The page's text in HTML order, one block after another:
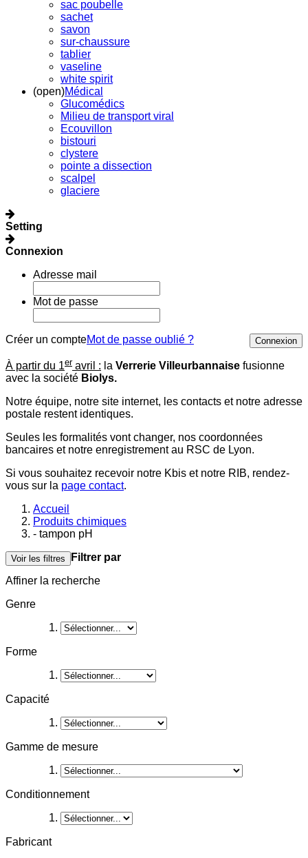
sac poubelle
sachet
savon
sur-chaussure
tablier
vaseline
white spirit
(open)Médical
Glucomédics
Milieu de transport viral
Ecouvillon
bistouri
clystere
pointe a dissection
scalpel
glaciere
Setting
Connexion
Adresse mail
Mot de passe
Créer un compte Connexion
Mot de passe oublié ?
À partir du 1er avril : la Verrerie Villeurbannaise fusionne
avec la société Biolys.
Notre équipe, notre site internet, les contacts et notre adresse
postale restent identiques.
Seules les formalités vont changer, nos coordonnées
bancaires et notre enregistrement au RSC de Lyon.
Si vous souhaitez recevoir notre Kbis et notre RIB, rendez-
vous sur la page contact.
Accueil
Produits chimiques
- tampon pH
Voir les filtres
Filtrer par
Affiner la recherche
Genre
Forme
Capacité
Gamme de mesure
Conditionnement
Fabricant